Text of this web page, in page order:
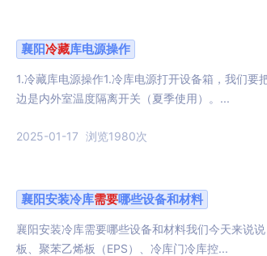
襄阳冷藏库电源操作
1.冷藏库电源操作1.冷库电源打开设备箱，我们
边是内外室温度隔离开关（夏季使用）。...
2025-01-17 浏览1980次
襄阳安装冷库需要哪些设备和材料
襄阳安装冷库需要哪些设备和材料我们今天来说
板、聚苯乙烯板（EPS）、冷库门冷库控...